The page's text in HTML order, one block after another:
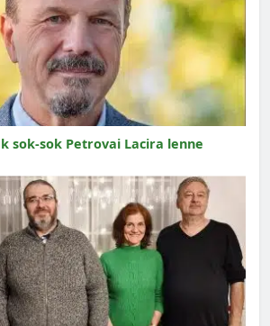
sok-sok Petrovai Lacira lenne